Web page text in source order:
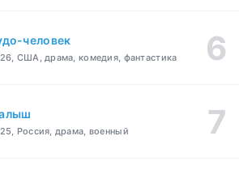
человек
США, драма, комедия, фантастика
Россия, драма, военный